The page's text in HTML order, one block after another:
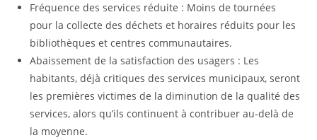
Fréquence des services réduite : Moins de tournées
pour la collecte des déchets et horaires réduits pour les
bibliothèques et centres communautaires.
Abaissement de la satisfaction des usagers : Les
habitants, déjà critiques des services municipaux, seront
les premières victimes de la diminution de la qualité des
services, alors qu’ils continuent à contribuer au-delà de
la moyenne.